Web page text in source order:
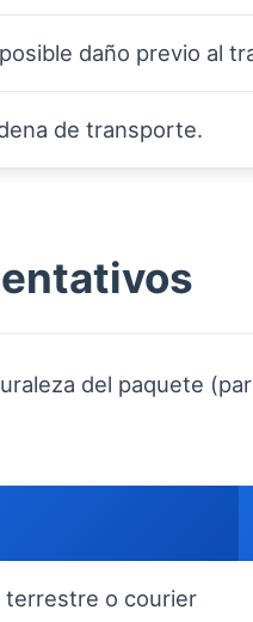
daño previo al
de transporte.
del paquete
terrestre o courier